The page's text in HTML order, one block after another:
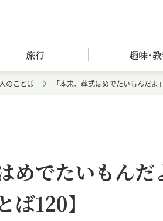
旅行 趣味･
のことば 「本来、葬式はめでたいもんだよ
めでたいもん
ば120】